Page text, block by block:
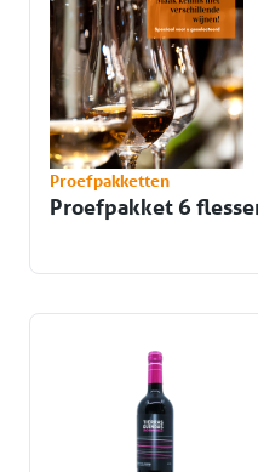
Proefpakketten
Proefpakket 6